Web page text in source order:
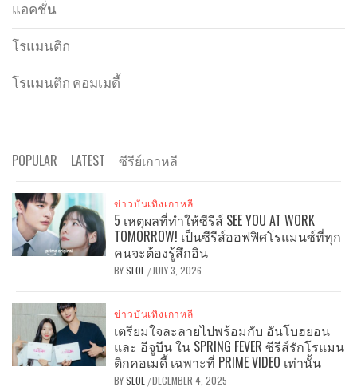
แอคชั่น
โรแมนติก
โรแมนติก คอมเมดี้
POPULAR LATEST ซีรีย์เกาหลี
ข่าวบันเทิงเกาหลี
5 เหตุผลที่ทำให้ซีรีส์ SEE YOU AT WORK
TOMORROW! เป็นซีรีส์ออฟฟิศโรแมนซ์ที่ทุก
คนจะต้องรู้สึกอิน
BYSEOL /JULY 3, 2026
ข่าวบันเทิงเกาหลี
เตรียมใจละลายไปพร้อมกับ อันโบฮยอน
และ อีจูบีน ใน SPRING FEVER ซีรีส์รักโรแมน
ติกคอเมดี้ เฉพาะที่ PRIME VIDEO เท่านั้น
BYSEOL /DECEMBER 4, 2025